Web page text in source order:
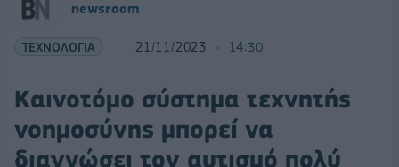
newsroom
ΤΕΧΝΟΛΟΓΙΑ 21/11/2023 14:30
Καινοτόμο σύστημα τεχνητής
νοημοσύνης μπορεί να
διαγνώσει τον αυτισμό πολύ